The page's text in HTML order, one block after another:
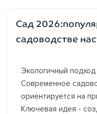
Сад
садоводстве
Экологичный подход
Современное
ориентируется на
Ключевая идея -